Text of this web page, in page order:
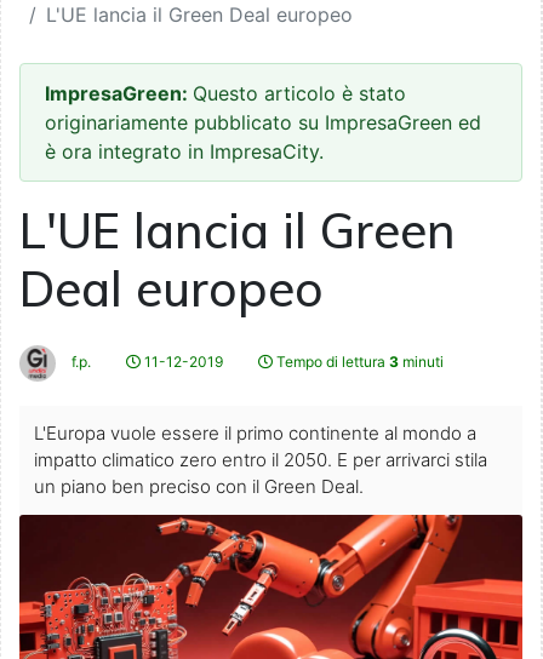
L'UE lancia il Green Deal europeo
ImpresaGreen: Questo articolo è stato
originariamente pubblicato su ImpresaGreen ed
è ora integrato in ImpresaCity.
L'UE lancia il Green
Deal europeo
f.p. 11-12-2019 Tempo di lettura 3 minuti
L'Europa vuole essere il primo continente al mondo a
impatto climatico zero entro il 2050. E per arrivarci stila
un piano ben preciso con il Green Deal.